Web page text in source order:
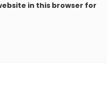
in this browser for